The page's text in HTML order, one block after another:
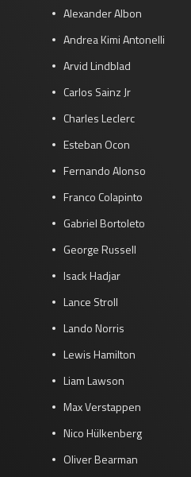
Alexander Albon
Andrea Kimi Antonelli
Arvid Lindblad
Carlos Sainz Jr
Charles Leclerc
Esteban Ocon
Fernando Alonso
Franco Colapinto
Gabriel Bortoleto
George Russell
Isack Hadjar
Lance Stroll
Lando Norris
Lewis Hamilton
Liam Lawson
Max Verstappen
Nico Hülkenberg
Oliver Bearman